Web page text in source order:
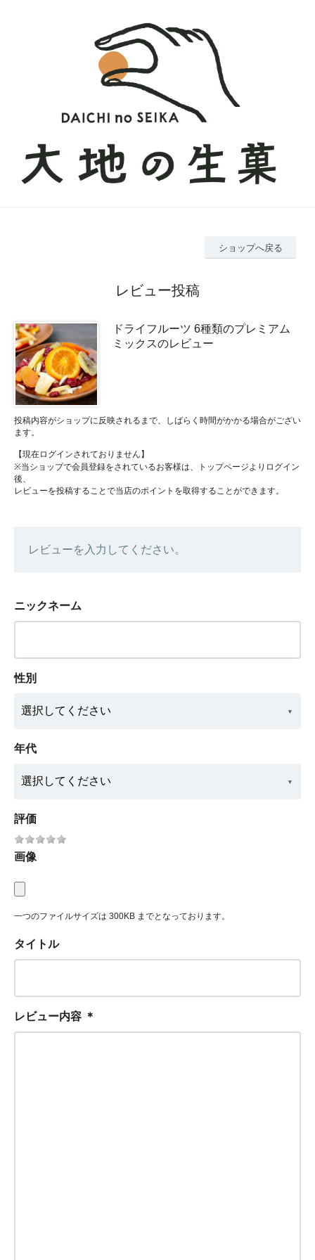
ショップへ戻る
レビュー投稿
ドライフルーツ 6種類のプレミアム
ミックスのレビュー
投稿内容がショップに反映されるまで、しばらく時間がかかる場合がござい
ます。
【現在ログインされておりません】
※当ショップで会員登録をされているお客様は、トップページよりログイン
後、
レビューを投稿することで当店のポイントを取得することができます。
レビューを入力してください。
ニックネーム
性別
年代
評価
画像
一つのファイルサイズは 300KB までとなっております。
タイトル
レビュー内容 ＊